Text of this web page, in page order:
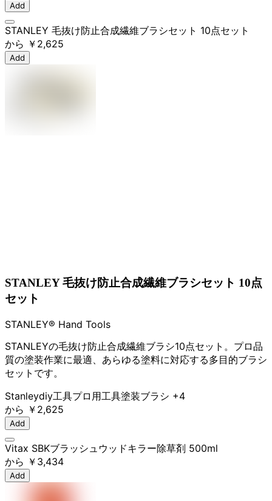
Add
STANLEY 毛抜け防止合成繊維ブラシセット 10点セット
から ￥2,625
Add
STANLEY 毛抜け防止合成繊維ブラシセット 10点
セット
STANLEY® Hand Tools
STANLEYの毛抜け防止合成繊維ブラシ10点セット。プロ品
質の塗装作業に最適、あらゆる塗料に対応する多目的ブラシ
セットです。
Stanleydiy工具プロ用工具塗装ブラシ +4
から ￥2,625
Add
Vitax SBKブラッシュウッドキラー除草剤 500ml
から ￥3,434
Add